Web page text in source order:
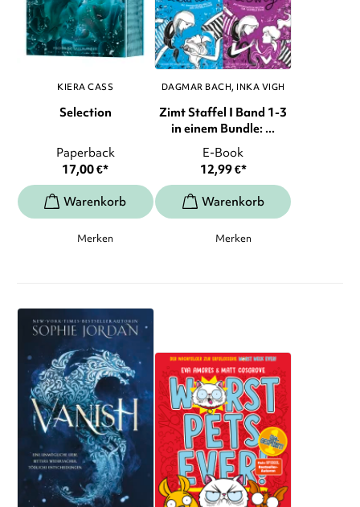
KIERA CASS
Selection
Paperback
17,00€*
Merken
DAGMAR BACH INKA VIGH
Zimt Staffel I Band 1-3
in einem Bundle: ...
E-Book
12,99€*
Merken